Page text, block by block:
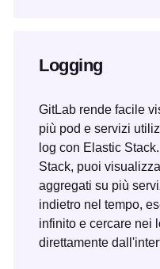
Logging
GitLab rende facile
più pod e servizi
log con Elastic
Stack, puoi
aggregati su più
indietro nel tempo,
infinito e cercare nei
direttamente